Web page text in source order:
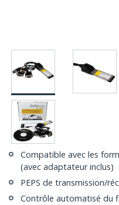
Compatible avec les
(avec adaptateur inclus)
PEPS de transmission/
Contrôle automatisé du